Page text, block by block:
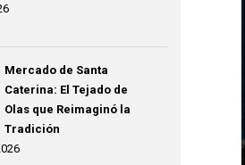
Mercado de Santa
Caterina: El Tejado de
Olas que Reimaginó la
Tradición